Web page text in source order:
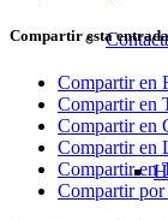
Compartir esta entrada
Compartir en
Compartir en
Compartir en
Compartir en
Compartir en
Compartir por